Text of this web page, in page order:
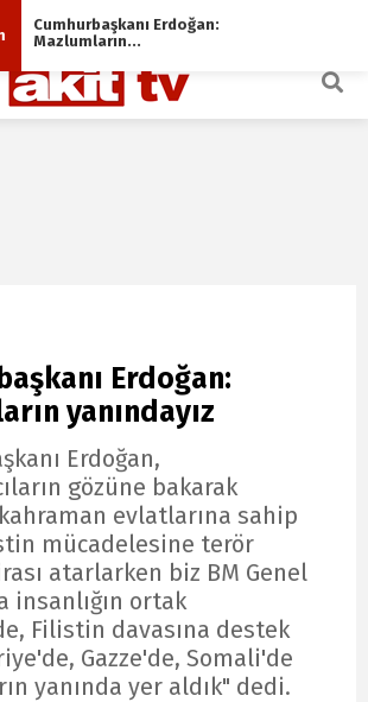
Yayın BIST 13.779,39
ARAMA YAP
Cumhurbaşkanı Erdoğan:
Mazlumların...
Erdoğan:
yanındayız
Erdoğan,
gözüne bakarak
evlatlarına sahip
mücadelesine terör
atarlarken biz BM Genel
insanlığın ortak
Filistin davasına destek
Gazze'de, Somali'de
yanında yer aldık" dedi.